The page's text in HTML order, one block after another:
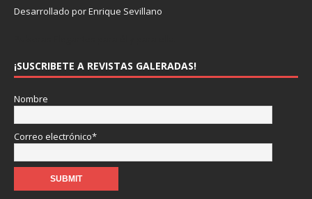
Desarrollado por Enrique Sevillano
¡SUSCRIBETE A REVISTAS GALERADAS!
Nombre
Correo electrónico*